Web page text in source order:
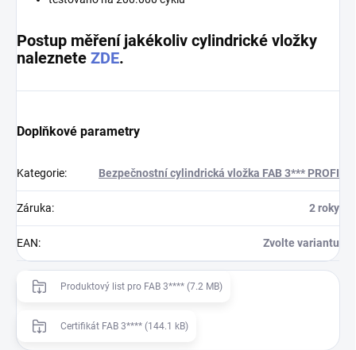
Postup měření jakékoliv cylindrické vložky
naleznete ZDE.
Doplňkové parametry
Kategorie: Bezpečnostní cylindrická vložka FAB 3*** PROFI
Záruka: 2 roky
EAN: Zvolte variantu
Produktový list pro FAB 3**** (7.2 MB)
Certifikát FAB 3**** (144.1 kB)